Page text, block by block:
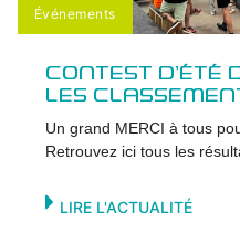
Événements
CONTEST D’ÉTÉ
LES
Un grand MERCI à tous
Retrouvez ici tous les
LIRE L'ACTUALITÉ